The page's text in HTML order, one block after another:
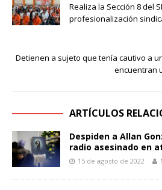
Realiza la Sección 8 del
profesionalización
Detienen a sujeto que tenía cautivo a
encuentran
ARTÍCULOS
Despiden a Allan
radio asesinado en
15 de agosto de 2022